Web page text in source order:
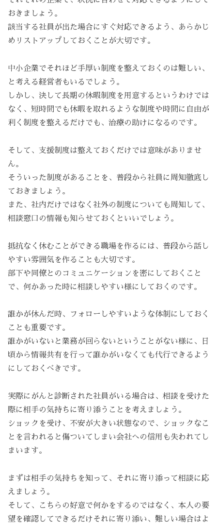
おきましょう。
該当する社員が出た場合にすぐ対応できるよう、あらかじ
めリストアップしておくことが大切です。
中小企業でそれほど手厚い制度を整えておくのは難しい、
と考える経営者もいるでしょう。
しかし、決して長期の休暇制度を用意するというわけでは
なく、短時間でも休暇を取れるような制度や時間に自由が
利く制度を整えるだけでも、治療の助けになるのです。
そして、支援制度は整えておくだけでは意味がありませ
ん。
そういった制度があることを、普段から社員に周知徹底し
ておきましょう。
また、社内だけではなく社外の制度についても周知して、
相談窓口の情報も知らせておくといいでしょう。
抵抗なく休むことができる職場を作るには、普段から話し
やすい雰囲気を作ることも大切です。
部下や同僚とのコミュニケーションを密にしておくこと
で、何かあった時に相談しやすい様にしておくのです。
誰かが休んだ時、フォローしやすいような体制にしておく
ことも重要です。
誰かがいないと業務が回らないということがない様に、日
頃から情報共有を行って誰かがいなくても代行できるよう
にしておくべきです。
実際にがんと診断された社員がいる場合は、相談を受けた
際に相手の気持ちに寄り添うことを考えましょう。
ショックを受け、不安が大きい状態なので、ショックなこ
とを言われると傷ついてしまい会社への信用も失われてし
まいます。
まずは相手の気持ちを知って、それに寄り添って相談に応
えましょう。
そして、こちらの好意で何かをするのではなく、本人の要
望を確認してできるだけそれに寄り添い、難しい場合はよ